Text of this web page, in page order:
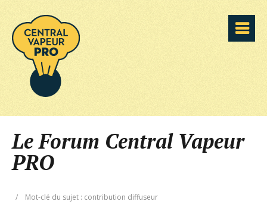
Le Forum Central Vapeur
PRO
/ Mot-clé du sujet : contribution diffuseur